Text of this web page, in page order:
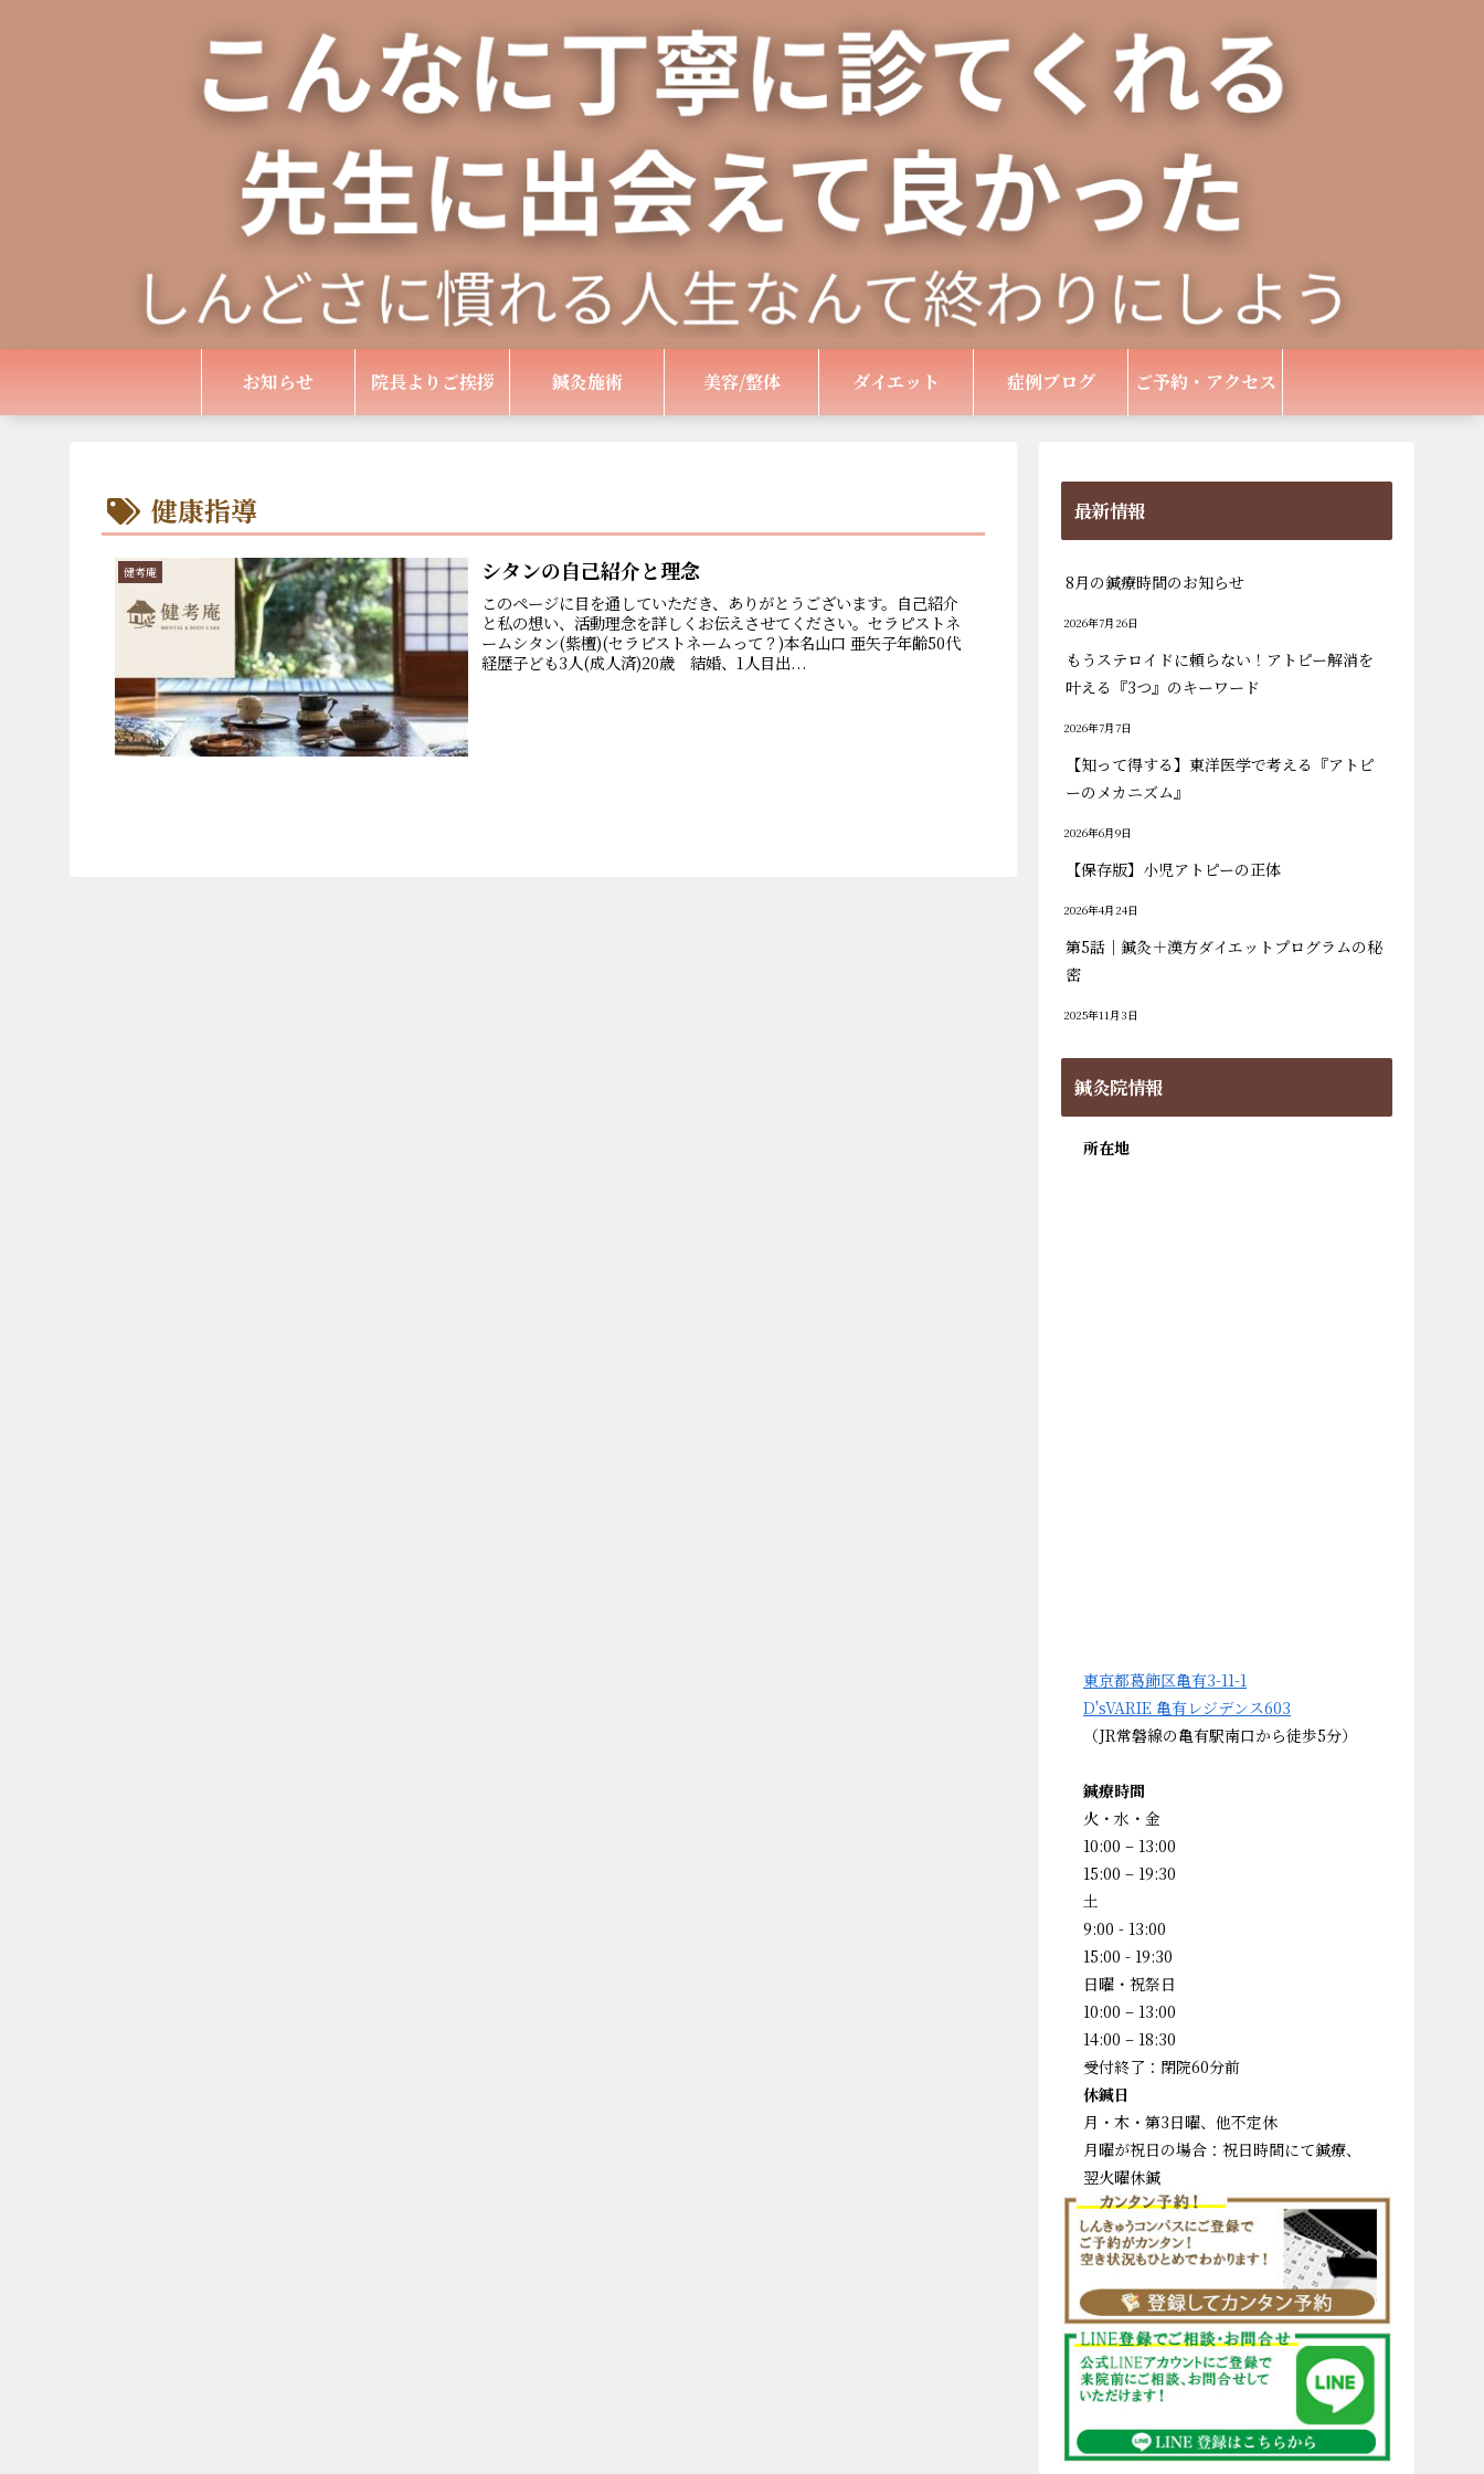
お知らせ 院長よりご挨拶 鍼灸施術 美容/整体 ダイエット 症例ブログ ご予約・アクセス
健康指導
健考庵 シタンの自己紹介と理念
このページに目を通していただき、ありがとうございます。自己紹介
と私の想い、活動理念を詳しくお伝えさせてください。セラピストネ
ームシタン(紫檀)(セラピストネームって？)本名山口 亜矢子年齢50代
経歴子ども3人(成人済)20歳 結婚、1人目出...
最新情報
8月の鍼療時間のお知らせ
2026年7月26日
もうステロイドに頼らない！アトピー解消を
叶える『3つ』のキーワード
2026年7月7日
【知って得する】東洋医学で考える『アトピ
ーのメカニズム』
2026年6月9日
【保存版】小児アトピーの正体
2026年4月24日
第5話｜鍼灸＋漢方ダイエットプログラムの秘
密
2025年11月3日
鍼灸院情報
所在地
東京都葛飾区亀有3-11-1
D'sVARIE 亀有レジデンス603
（JR常磐線の亀有駅南口から徒歩5分）
鍼療時間
火・水・金
10:00 – 13:00
15:00 – 19:30
土
9:00 - 13:00
15:00 - 19:30
日曜・祝祭日
10:00 – 13:00
14:00 – 18:30
受付終了：閉院60分前
休鍼日
月・木・第3日曜、他不定休
月曜が祝日の場合：祝日時間にて鍼療、
翌火曜休鍼